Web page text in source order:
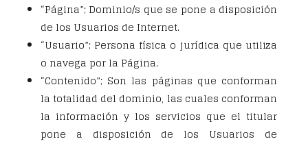
“Página”; Dominio/s que se pone a disposición
de los Usuarios de Internet.
“Usuario”; Persona física o jurídica que utiliza
o navega por la Página.
“Contenido”; Son las páginas que conforman
la totalidad del dominio, las cuales conforman
la información y los servicios que el titular
pone a disposición de los Usuarios de